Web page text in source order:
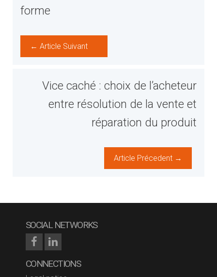
forme
← Article Suivant
Vice caché : choix de l’acheteur
entre résolution de la vente et
réparation du produit
Article Précedent →
SOCIAL NETWORKS
CONNECTIONS